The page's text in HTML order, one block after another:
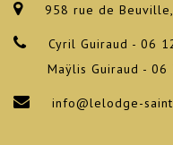
958 rue de
Cyril Guiraud - 06
Maÿlis Guiraud -
info@lelodge-